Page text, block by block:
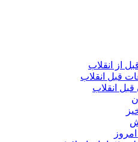
از انقلاب
قبل انقلاب
قبل انقلاب